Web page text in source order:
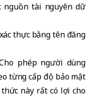
nguồn tài nguyên dữ
thực bằng tên đăng
phép người dùng
từng cấp độ bảo mật
này rất có lợi cho